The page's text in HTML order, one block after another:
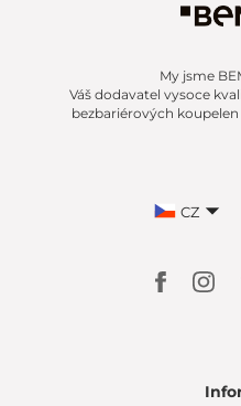
My jsme
Váš dodavatel vysoce
bezbariérových
CZ